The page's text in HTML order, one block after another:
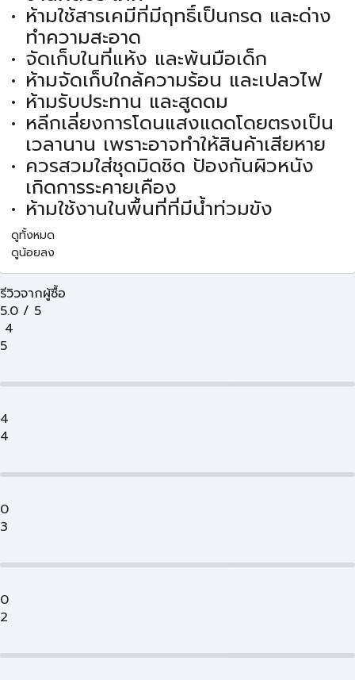
ห้ามใช้สารเคมีที่มีฤทธิ์เป็นกรด และด่าง
ทำความสะอาด
จัดเก็บในที่แห้ง และพ้นมือเด็ก
ห้ามจัดเก็บใกล้ความร้อน และเปลวไฟ
ห้ามรับประทาน และสูดดม
หลีกเลี่ยงการโดนแสงแดดโดยตรงเป็น
เวลานาน เพราะอาจทำให้สินค้าเสียหาย
ควรสวมใส่ชุดมิดชิด ป้องกันผิวหนัง
เกิดการระคายเคือง
ห้ามใช้งานในพื้นที่ที่มีน้ำท่วมขัง
ดูทั้งหมด
ดูน้อยลง
รีวิวจากผู้ซื้อ
5.0 / 5
4
5
4
4
0
3
0
2